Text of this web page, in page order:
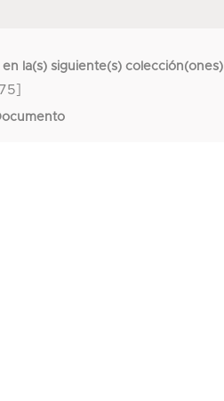
la(s) siguiente(s) colección(ones)